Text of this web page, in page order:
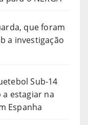
que foram
a investigação
Sub-14
a estagiar na
Espanha